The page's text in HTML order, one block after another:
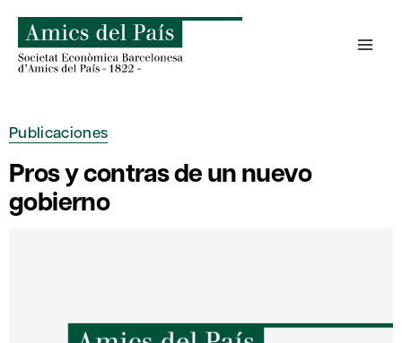
contenido
Publicaciones
Pros y contras de un nuevo
gobierno